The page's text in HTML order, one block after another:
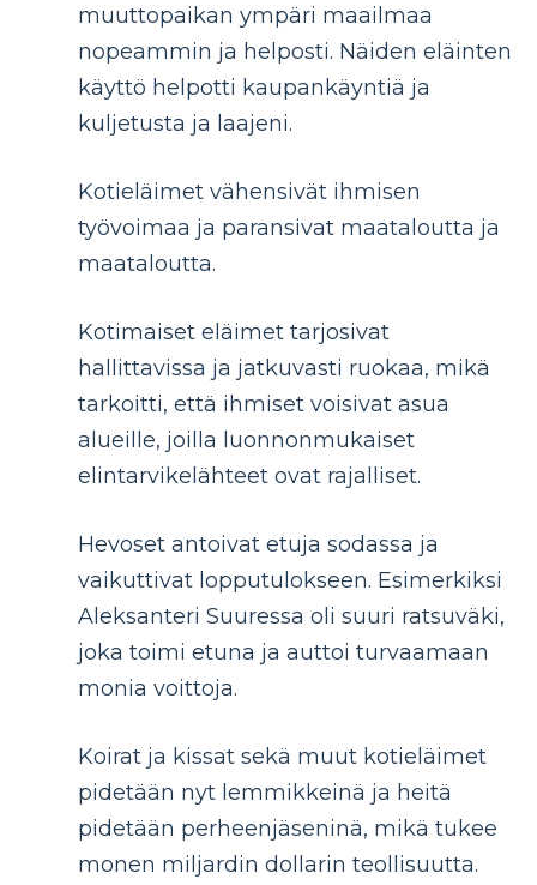
muuttopaikan ympäri maailmaa
nopeammin ja helposti. Näiden eläinten
käyttö helpotti kaupankäyntiä ja
kuljetusta ja laajeni.
Kotieläimet vähensivät ihmisen
työvoimaa ja paransivat maataloutta ja
maataloutta.
Kotimaiset eläimet tarjosivat
hallittavissa ja jatkuvasti ruokaa, mikä
tarkoitti, että ihmiset voisivat asua
alueille, joilla luonnonmukaiset
elintarvikelähteet ovat rajalliset.
Hevoset antoivat etuja sodassa ja
vaikuttivat lopputulokseen. Esimerkiksi
Aleksanteri Suuressa oli suuri ratsuväki,
joka toimi etuna ja auttoi turvaamaan
monia voittoja.
Koirat ja kissat sekä muut kotieläimet
pidetään nyt lemmikkeinä ja heitä
pidetään perheenjäseninä, mikä tukee
monen miljardin dollarin teollisuutta.